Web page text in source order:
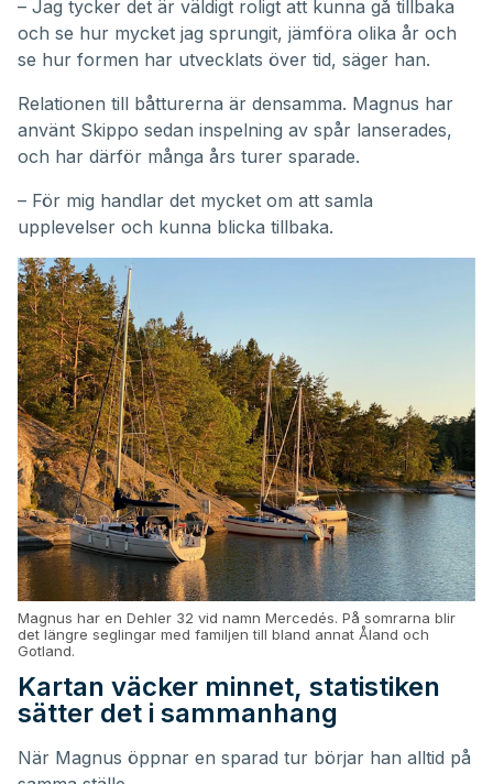
– Jag tycker det är väldigt roligt att kunna gå tillbaka
och se hur mycket jag sprungit, jämföra olika år och
se hur formen har utvecklats över tid, säger han.
Relationen till båtturerna är densamma. Magnus har
använt Skippo sedan inspelning av spår lanserades,
och har därför många års turer sparade.
– För mig handlar det mycket om att samla
upplevelser och kunna blicka tillbaka.
Magnus har en Dehler 32 vid namn Mercedés. På somrarna blir
det längre seglingar med familjen till bland annat Åland och
Gotland.
Kartan väcker minnet, statistiken
sätter det i sammanhang
När Magnus öppnar en sparad tur börjar han alltid på